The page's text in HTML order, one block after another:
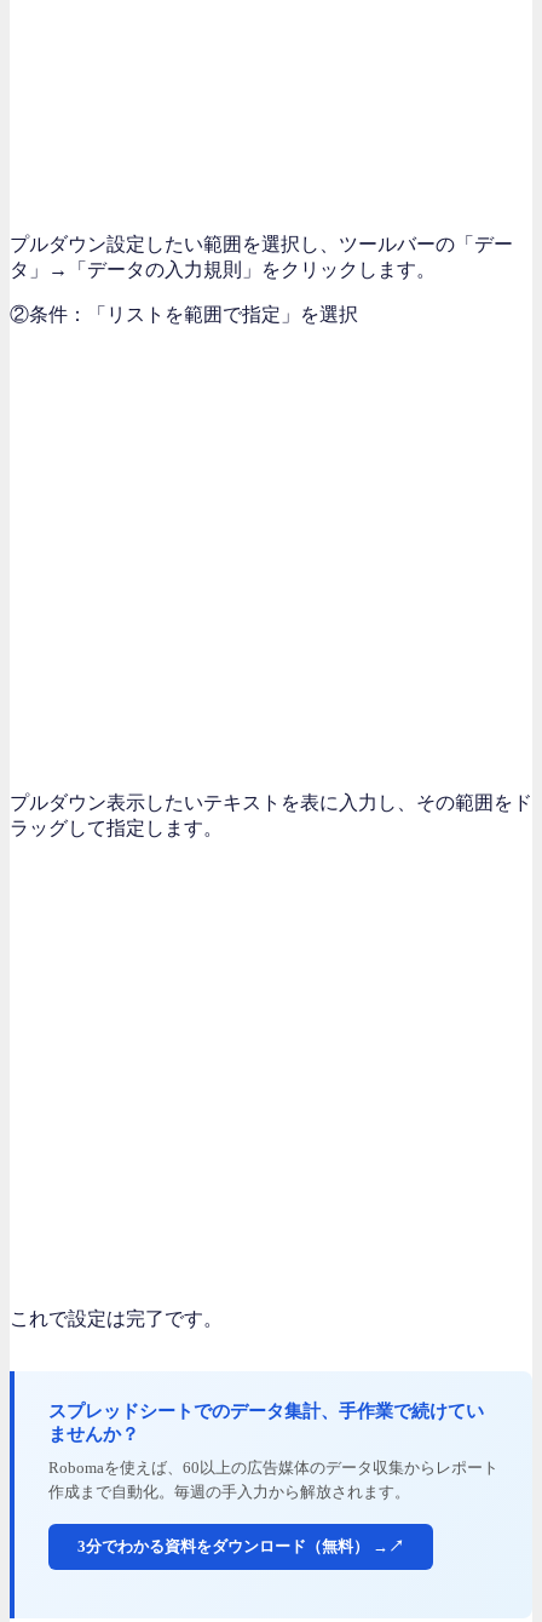
プルダウン設定したい範囲を選択し、ツールバーの「デー
タ」→「データの入力規則」をクリックします。
②条件：「リストを範囲で指定」を選択
プルダウン表示したいテキストを表に入力し、その範囲をド
ラッグして指定します。
これで設定は完了です。
スプレッドシートでのデータ集計、手作業で続けてい
ませんか？
Robomaを使えば、60以上の広告媒体のデータ収集からレポート
作成まで自動化。毎週の手入力から解放されます。
3分でわかる資料をダウンロード（無料） →↗